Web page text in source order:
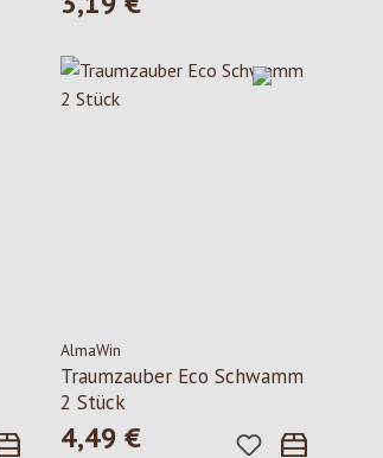
AlmaWin
Traumzauber Eco Schwamm
2 Stück
Regulärer Preis:
4,49 €